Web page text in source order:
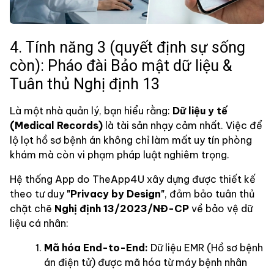
4. Tính năng 3 (quyết định sự sống
còn): Pháo đài Bảo mật dữ liệu &
Tuân thủ Nghị định 13
Là một nhà quản lý, bạn hiểu rằng: Dữ liệu y tế
(Medical Records) là tài sản nhạy cảm nhất. Việc để
lộ lọt hồ sơ bệnh án không chỉ làm mất uy tín phòng
khám mà còn vi phạm pháp luật nghiêm trọng.
Hệ thống App do TheApp4U xây dựng được thiết kế
theo tư duy "Privacy by Design", đảm bảo tuân thủ
chặt chẽ Nghị định 13/2023/NĐ-CP về bảo vệ dữ
liệu cá nhân:
Mã hóa End-to-End: Dữ liệu EMR (Hồ sơ bệnh
án điện tử) được mã hóa từ máy bệnh nhân